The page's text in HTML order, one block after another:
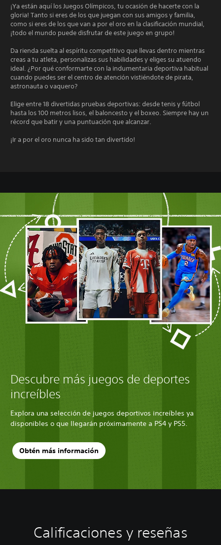
¡Ya están aquí los Juegos Olímpicos, tu ocasión de hacerte con la
gloria! Tanto si eres de los que juegan con sus amigos y familia,
como si eres de los que van a por el oro en la clasificación mundial,
¡todo el mundo puede disfrutar de este juego en grupo!
Da rienda suelta al espíritu competitivo que llevas dentro mientras
creas a tu atleta, personalizas sus habilidades y eliges su atuendo
ideal. ¿Por qué conformarte con la indumentaria deportiva habitual
cuando puedes ser el centro de atención vistiéndote de pirata,
astronauta o vaquero?
Elige entre 18 divertidas pruebas deportivas: desde tenis y fútbol
hasta los 100 metros lisos, el baloncesto y el boxeo. Siempre hay un
récord que batir y una puntuación que alcanzar.
¡Ir a por el oro nunca ha sido tan divertido!
Descubre más juegos de deportes
increíbles
Explora una selección de juegos deportivos increíbles ya
disponibles o que llegarán próximamente a PS4 y PS5.
Obtén más información
Calificaciones y reseñas